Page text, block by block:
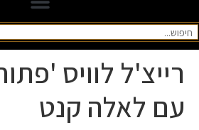
רייצ'ל לוויס
עם לאלה קנט